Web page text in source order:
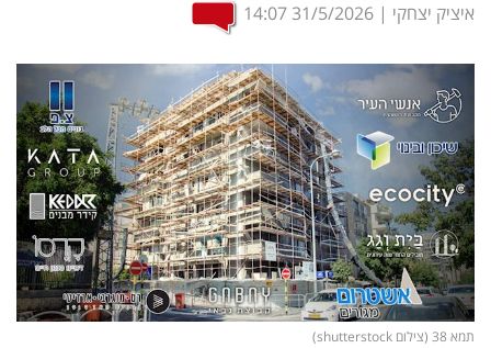
מדדים
ומחקרים
דעות
רכילות
עסקית
קריפטו
ויראלי
איציק יצחקי |
31/5/2026
14:07
תמא 38 (צילום shutterstock)